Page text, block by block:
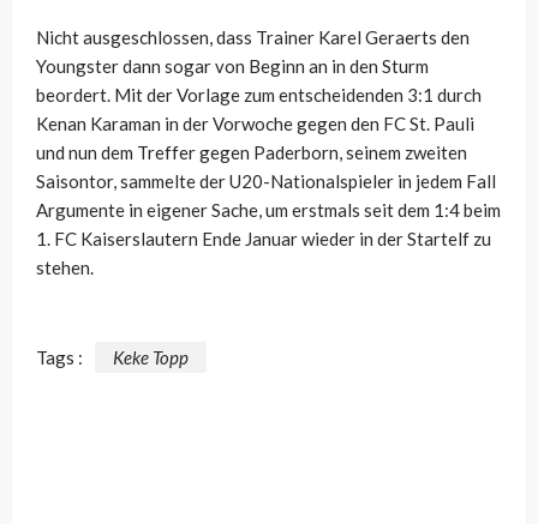
Nicht ausgeschlossen, dass Trainer Karel Geraerts den
Youngster dann sogar von Beginn an in den Sturm
beordert. Mit der Vorlage zum entscheidenden 3:1 durch
Kenan Karaman in der Vorwoche gegen den FC St. Pauli
und nun dem Treffer gegen Paderborn, seinem zweiten
Saisontor, sammelte der U20-Nationalspieler in jedem Fall
Argumente in eigener Sache, um erstmals seit dem 1:4 beim
1. FC Kaiserslautern Ende Januar wieder in der Startelf zu
stehen.
Tags : Keke Topp